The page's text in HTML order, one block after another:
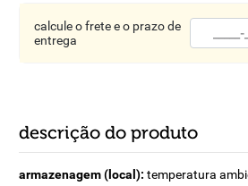
calcule o frete e o prazo de
entrega
descrição do produto
armazenagem (local): temperatura